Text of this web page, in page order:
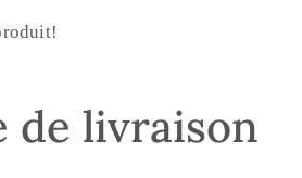
de livraison